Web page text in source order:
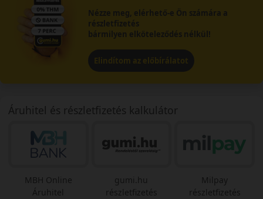
Nézze meg, elérhető-e Ön számára a
részletfizetés
bármilyen elköteleződés nélkül!
Elindítom az előbírálatot
Áruhitel és részletfizetés kalkulátor
MBH Online
Áruhitel
gumi.hu
részletfizetés
Milpay
részletfizetés